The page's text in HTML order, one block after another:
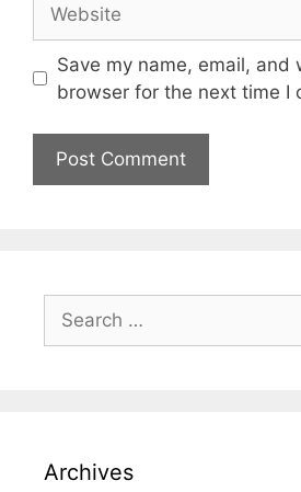
Save my name, email, and
browser for the next time I
Archives